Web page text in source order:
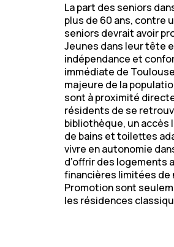
La part des seniors
plus de 60 ans, contre
seniors devrait avoir
Jeunes dans leur tête
indépendance et
immédiate de
majeure de la
sont à proximité
résidents de se
bibliothèque, un
de bains et toilettes
vivre en autonomie
d’offrir des logements
financières limitées de
Promotion sont
les résidences